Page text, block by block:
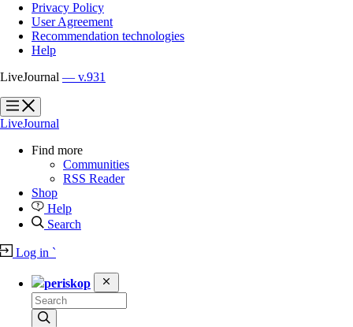
Privacy Policy
User Agreement
Recommendation technologies
Help
LiveJournal — v.931
?
?
LiveJournal
Find more
Communities
RSS Reader
Shop
Help
Search
Log in `
periskop